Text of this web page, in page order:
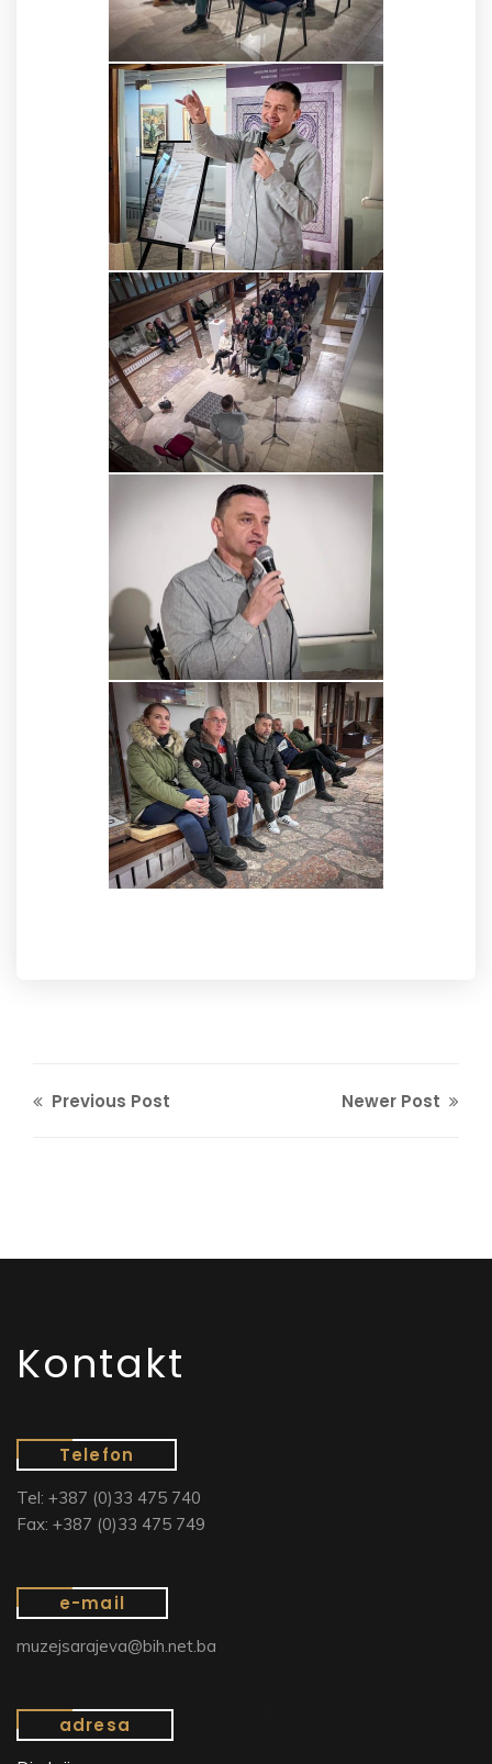
Previous Post Newer Post
Kontakt
Telefon
Tel: +387 (0)33 475 740
Fax: +387 (0)33 475 749
e-mail
muzejsarajeva@bih.net.ba
adresa